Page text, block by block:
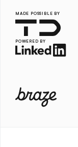
MADE POSSIBLE BY
POWERED BY